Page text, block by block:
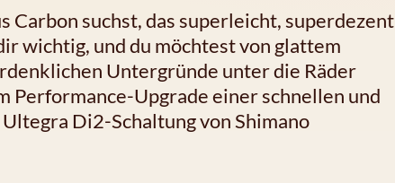
Carbon suchst, das superleicht, superdezent
wichtig, und du möchtest von glattem
Untergründe unter die Räder
Performance-Upgrade einer schnellen und
Di2-Schaltung von Shimano